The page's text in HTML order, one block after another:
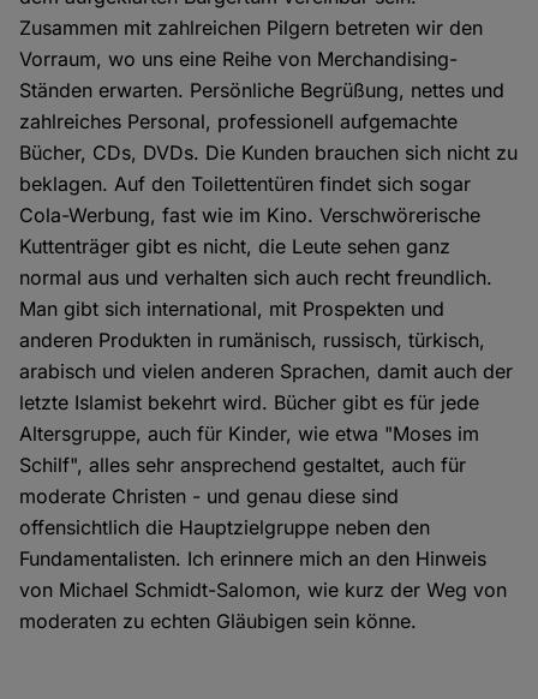
Zusammen mit zahlreichen Pilgern betreten wir den
Vorraum, wo uns eine Reihe von Merchandising-
Ständen erwarten. Persönliche Begrüßung, nettes und
zahlreiches Personal, professionell aufgemachte
Bücher, CDs, DVDs. Die Kunden brauchen sich nicht zu
beklagen. Auf den Toilettentüren findet sich sogar
Cola-Werbung, fast wie im Kino. Verschwörerische
Kuttenträger gibt es nicht, die Leute sehen ganz
normal aus und verhalten sich auch recht freundlich.
Man gibt sich international, mit Prospekten und
anderen Produkten in rumänisch, russisch, türkisch,
arabisch und vielen anderen Sprachen, damit auch der
letzte Islamist bekehrt wird. Bücher gibt es für jede
Altersgruppe, auch für Kinder, wie etwa "Moses im
Schilf", alles sehr ansprechend gestaltet, auch für
moderate Christen - und genau diese sind
offensichtlich die Hauptzielgruppe neben den
Fundamentalisten. Ich erinnere mich an den Hinweis
von Michael Schmidt-Salomon, wie kurz der Weg von
moderaten zu echten Gläubigen sein könne.